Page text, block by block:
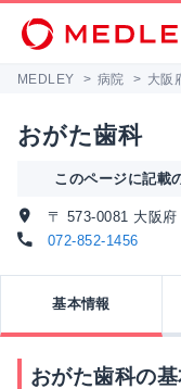
MEDLEY > 病院 > 大阪
おがた歯科
このページに記載
〒 573-0081 大阪
072-852-1456
基本情報
おがた歯科の